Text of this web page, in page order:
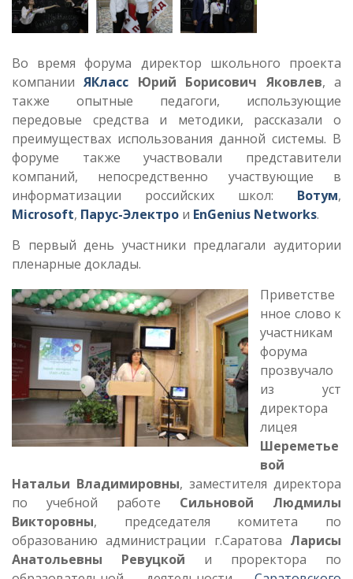
Во время форума директор школьного проекта
компанииЯКласс Юрий Борисович Яковлев, а
также опытные педагоги, использующие
передовые средства и методики, рассказали о
преимуществах использования данной системы. В
форуме также участвовали представители
компаний, непосредственно участвующие в
информатизации российских школ: Вотум,
Microsoft, Парус-Электро и EnGenius Networks.
В первый день участники предлагали аудитории
пленарные доклады.
Приветстве
нное слово к
участникам
форума
прозвучало
из уст
директора
лицея
Шереметье
вой
Натальи Владимировны, заместителя директора
по учебной работе Сильновой Людмилы
Викторовны, председателя комитета по
образованию администрации г.Саратова Ларисы
Анатольевны Ревуцкой и проректора по